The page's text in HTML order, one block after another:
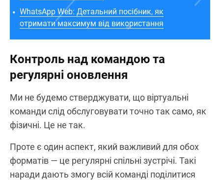
WhatsApp Web: Детальний посібник, як
отримати максимум від використання
Контроль над командою та
регулярні оновлення
Ми не будемо стверджувати, що віртуальні
команди слід обслуговувати точно так само, як
фізичні. Це не так.
Проте є один аспект, який важливий для обох
форматів — це регулярні спільні зустрічі. Такі
наради дають змогу всій команді поділитися